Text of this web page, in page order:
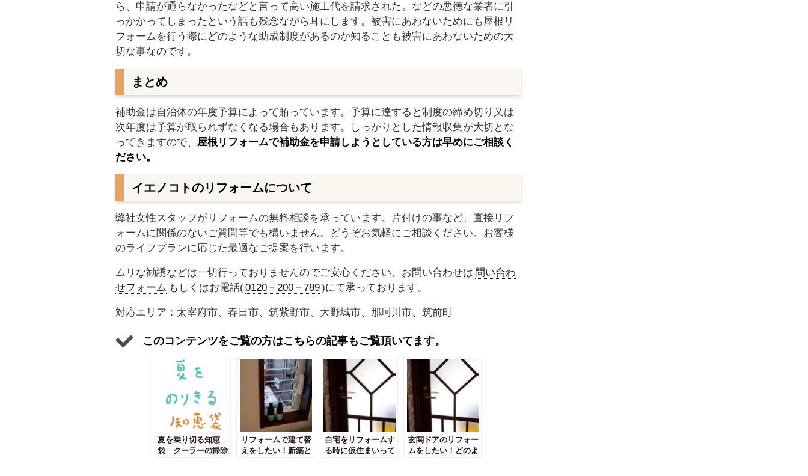
ら、申請が通らなかったなどと言って高い施工代を請求された。などの悪徳な業者に引
っかかってしまったという話も残念ながら耳にします。被害にあわないためにも屋根リ
フォームを行う際にどのような助成制度があるのか知ることも被害にあわないための大
切な事なのです。
まとめ
補助金は自治体の年度予算によって賄っています。予算に達すると制度の締め切り又は
次年度は予算が取られずなくなる場合もあります。しっかりとした情報収集が大切とな
ってきますので、 屋根リフォームで補助金を申請しようとしている方は早めにご相談く
ださい。
イエノコトのリフォームについて
弊社女性スタッフがリフォームの無料相談を承っています。片付けの事など、直接リフ
ォームに関係のないご質問等でも構いません。どうぞお気軽にご相談ください。お客様
のライフプランに応じた最適なご提案を行います。
ムリな勧誘などは一切行っておりませんのでご安心ください。お問い合わせは 問い合わ
せフォーム もしくはお電話(0120－200－789)にて承っております。
対応エリア：太宰府市、春日市、筑紫野市、大野城市、那珂川市、筑前町
このコンテンツをご覧の方はこちらの記事もご覧頂いてます。
夏を乗り切る知恵
袋 クーラーの掃除
リフォームで建て替
えをしたい！新築と
自宅をリフォームす
る時に仮住まいって
玄関ドアのリフォー
ムをしたい！どのよ